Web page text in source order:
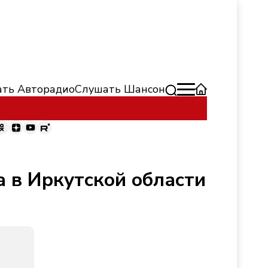
АвторадиоСлушать Шансон
Иркутской области